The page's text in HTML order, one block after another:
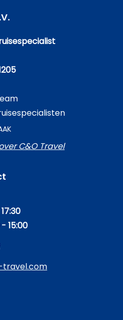
C&O Travel
15:00
travel.com